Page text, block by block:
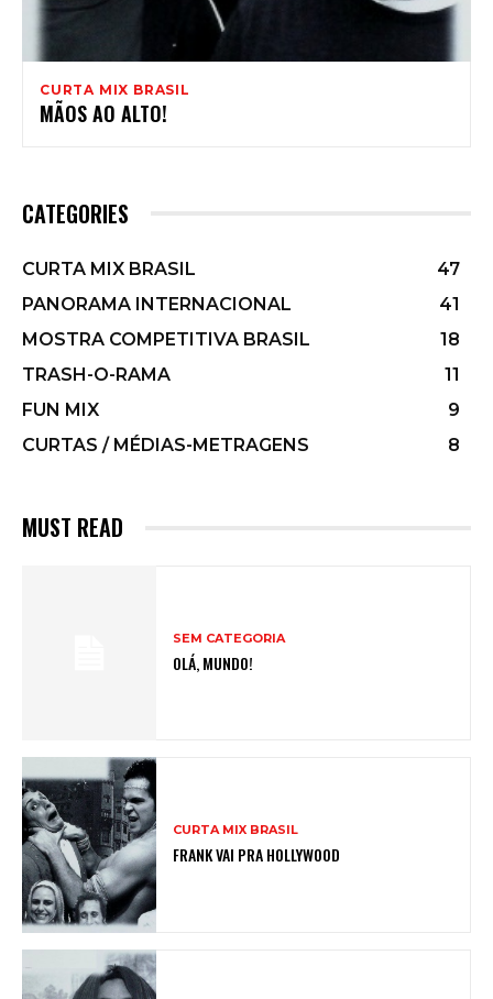
CURTA MIX BRASIL
MÃOS AO ALTO!
CATEGORIES
CURTA MIX BRASIL
47
PANORAMA INTERNACIONAL
41
MOSTRA COMPETITIVA BRASIL
18
TRASH-O-RAMA
11
FUN MIX
9
CURTAS / MÉDIAS-METRAGENS
8
MUST READ
SEM CATEGORIA
OLÁ, MUNDO!
CURTA MIX BRASIL
FRANK VAI PRA HOLLYWOOD